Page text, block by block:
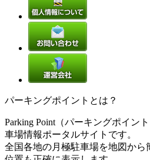
パーキングポイントとは？
Parking Point（パーキングポイン
車場情報ポータルサイトです。
全国各地の月極駐車場を地図か